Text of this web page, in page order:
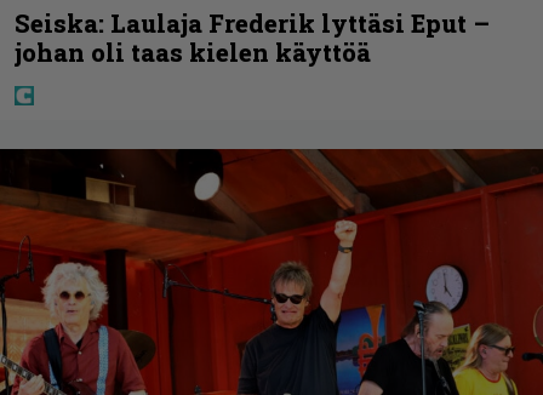
Seiska: Laulaja Frederik lyttäsi Eput –
johan oli taas kielen käyttöä